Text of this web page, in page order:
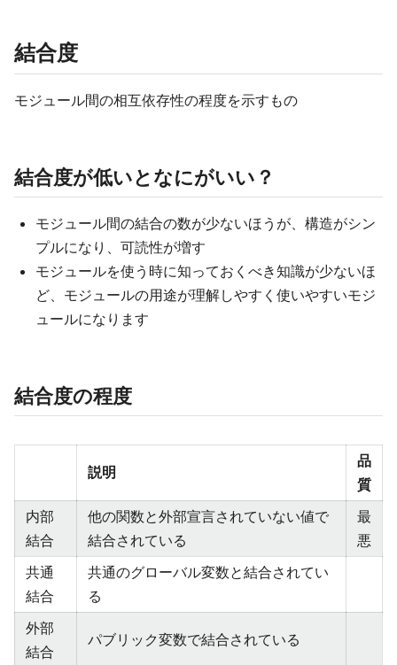
結合度
モジュール間の相互依存性の程度を示すもの
結合度が低いとなにがいい？
モジュール間の結合の数が少ないほうが、構造がシン
プルになり、可読性が増す
モジュールを使う時に知っておくべき知識が少ないほ
ど、モジュールの用途が理解しやすく使いやすいモジ
ュールになります
結合度の程度
説明
品
質
内部
結合
他の関数と外部宣言されていない値で
結合されている
最
悪
共通
結合
共通のグローバル変数と結合されてい
る
外部
結合
パブリック変数で結合されている